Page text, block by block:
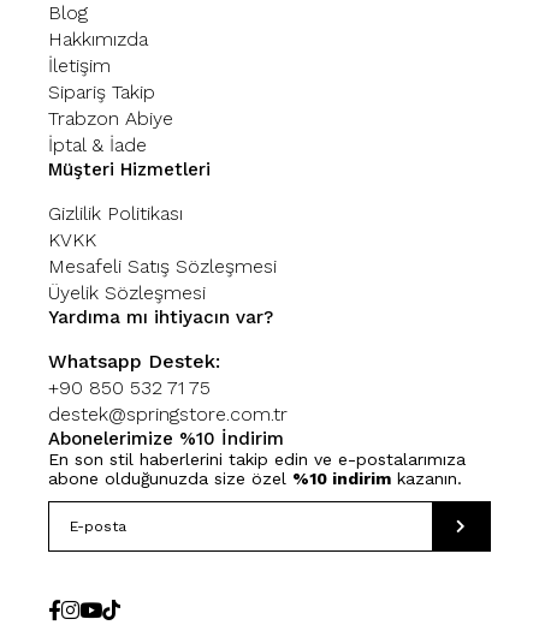
Blog
Hakkımızda
İletişim
Sipariş Takip
Trabzon Abiye
İptal & İade
Müşteri Hizmetleri
Gizlilik Politikası
KVKK
Mesafeli Satış Sözleşmesi
Üyelik Sözleşmesi
Yardıma mı ihtiyacın var?
Whatsapp Destek:
+90 850 532 71 75
destek@springstore.com.tr
Abonelerimize %10 İndirim
En son stil haberlerini takip edin ve e-postalarımıza
abone olduğunuzda size özel %10 indirim kazanın.